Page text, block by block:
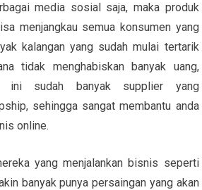
media sosial saja, maka produk
menjangkau semua konsumen yang
kalangan yang sudah mulai tertarik
tidak menghabiskan banyak uang,
ini sudah banyak supplier yang
sehingga sangat membantu anda
online.
yang menjalankan bisnis seperti
banyak punya persaingan yang akan